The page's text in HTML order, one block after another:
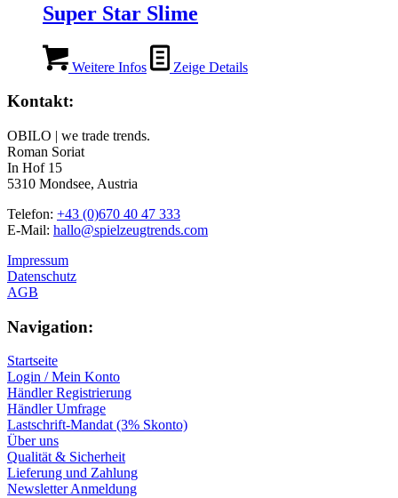
Super Star Slime
Weitere Infos Zeige Details
Kontakt:
OBILO | we trade trends.
Roman Soriat
In Hof 15
5310 Mondsee, Austria
Telefon: +43 (0)670 40 47 333
E-Mail: hallo@spielzeugtrends.com
Impressum
Datenschutz
AGB
Navigation:
Startseite
Login / Mein Konto
Händler Registrierung
Händler Umfrage
Lastschrift-Mandat (3% Skonto)
Über uns
Qualität & Sicherheit
Lieferung und Zahlung
Newsletter Anmeldung